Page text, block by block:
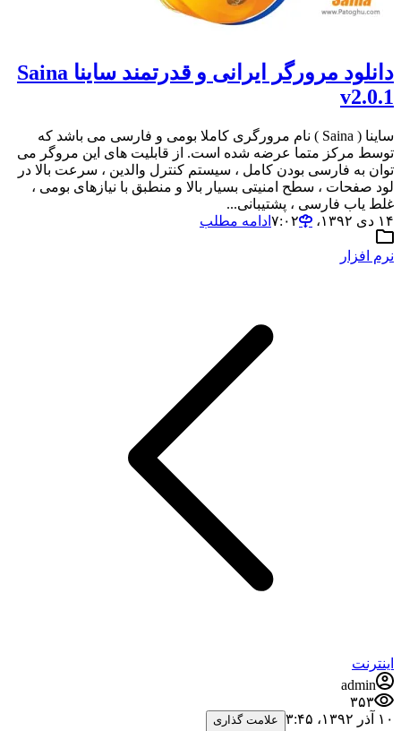
دانلود مرورگر ایرانی و قدرتمند ساینا Saina
v2.0.1
ساینا ( Saina ) نام مرورگری کاملا بومی و فارسی می باشد که
توسط مرکز متما عرضه شده است. از قابلیت های این مروگر می
توان به فارسی بودن کامل ، سیستم کنترل والدین ، سرعت بالا در
لود صفحات ، سطح امنیتی بسیار بالا و منطبق با نیازهای بومی ،
غلط یاب فارسی ، پشتیبانی...
۱۴ دی ۱۳۹۲،‏ ۷:۰۲
ادامه مطلب
نرم افزار
اینترنت
admin
۳۵۳
۱۰ آذر ۱۳۹۲،‏ ۳:۴۵
علامت گذاری